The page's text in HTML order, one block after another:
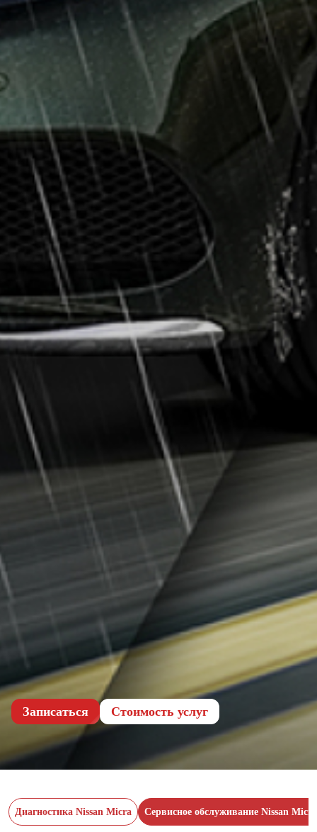
Записаться Cтоимость услуг
Диагностика Nissan Micra Сервисное обслуживание Nissan Micra